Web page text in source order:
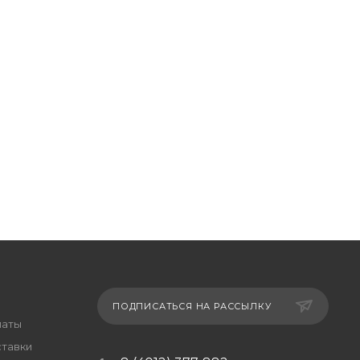
ПОДПИСАТЬСЯ НА РАССЫЛКУ